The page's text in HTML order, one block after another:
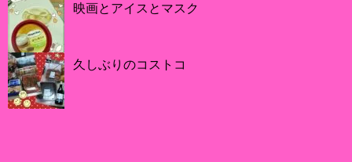
映画とアイスとマスク
久しぶりのコストコ